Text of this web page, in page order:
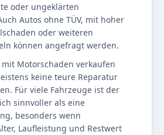
oder ungeklärten
Autos ohne TÜV, mit hoher
oder weiteren
können angefragt werden.
Motorschaden verkaufen
keine teure Reparatur
Für viele Fahrzeuge ist der
sinnvoller als eine
besonders wenn
Laufleistung und Restwert